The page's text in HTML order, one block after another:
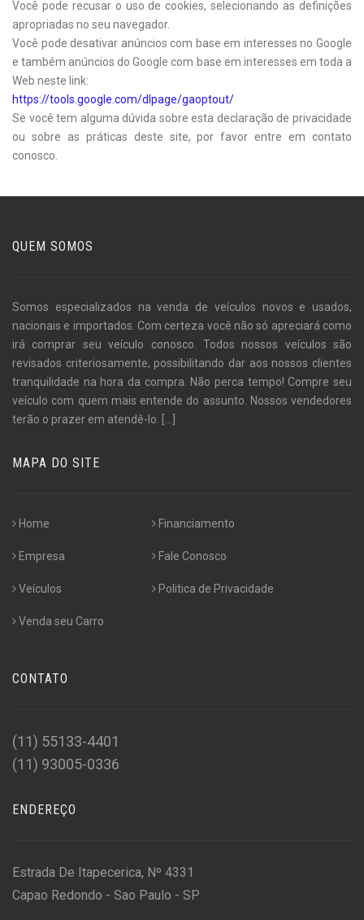
Você pode recusar o uso de cookies, selecionando as definições
apropriadas no seu navegador.
Você pode desativar anúncios com base em interesses no Google
e também anúncios do Google com base em interesses em toda a
Web neste link:
https://tools.google.com/dlpage/gaoptout/
Se você tem alguma dúvida sobre esta declaração de privacidade
ou sobre as práticas deste site, por favor entre em contato
conosco.
QUEM SOMOS
Somos especializados na venda de veículos novos e usados,
nacionais e importados. Com certeza você não só apreciará como
irá comprar seu veículo conosco. Todos nossos veículos são
revisados criteriosamente, possibilitando dar aos nossos clientes
tranquilidade na hora da compra. Não perca tempo! Compre seu
veículo com quem mais entende do assunto. Nossos vendedores
terão o prazer em atendê-lo.
MAPA DO SITE
Home
Empresa
Veículos
Venda seu Carro
Financiamento
Fale Conosco
Politica de Privacidade
CONTATO
(11) 55133-4401
(11) 93005-0336
ENDEREÇO
Estrada De Itapecerica, Nº 4331
Capao Redondo - Sao Paulo - SP